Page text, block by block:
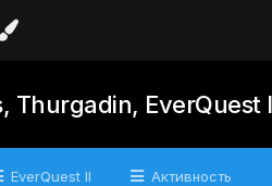
Thurgadin, EverQuest
EverQuest II Активность